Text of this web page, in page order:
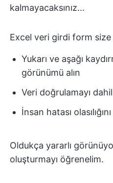
kalmayacaksınız...
Excel veri girdi form size
Yukarı ve aşağı
görünümü alın
Veri doğrulamayı
İnsan hatası
Oldukça yararlı
oluşturmayı öğrenelim.